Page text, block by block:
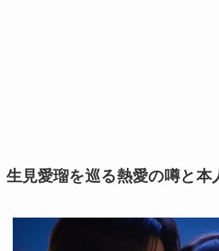
生見愛瑠を巡る熱愛の噂と本